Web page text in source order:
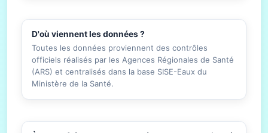
D'où viennent les données ?
Toutes les données proviennent des contrôles
officiels réalisés par les Agences Régionales de Santé
(ARS) et centralisés dans la base SISE-Eaux du
Ministère de la Santé.